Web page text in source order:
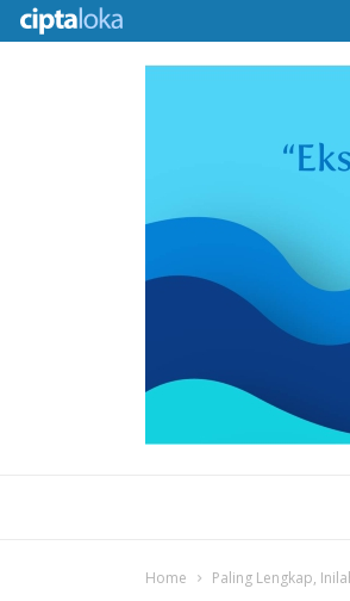
Home Paling Lengkap,